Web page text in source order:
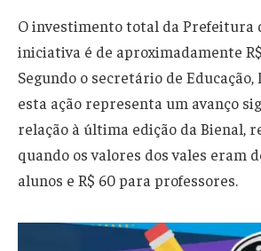
O investimento total da Prefeitura
iniciativa é de aproximadamente
Segundo o secretário de Educação,
esta ação representa um avanço
relação à última edição da Bienal,
quando os valores dos vales eram
alunos e R$ 60 para professores.